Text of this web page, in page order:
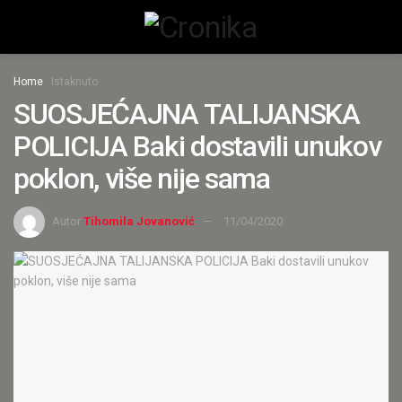
Home Istaknuto
SUOSJEĆAJNA TALIJANSKA
POLICIJA Baki dostavili unukov
poklon, više nije sama
Autor Tihomila Jovanović 11/04/2020